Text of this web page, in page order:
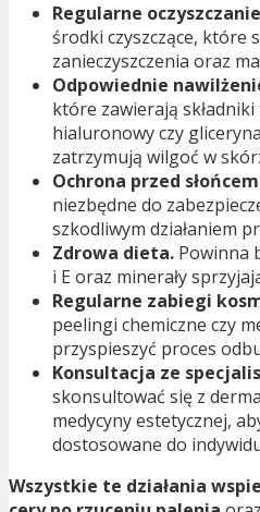
Regularne
środki czyszczące, które
zanieczyszczenia oraz
Odpowiednie
które zawierają
hialuronowy czy
zatrzymują wilgoć w
Ochrona przed
niezbędne do
szkodliwym działaniem
Zdrowa dieta. Powinna
i E oraz minerały
Regularne zabiegi
peelingi chemiczne czy
przyspieszyć proces
Konsultacja ze
skonsultować się z
medycyny estetycznej,
dostosowane do
Wszystkie te działania